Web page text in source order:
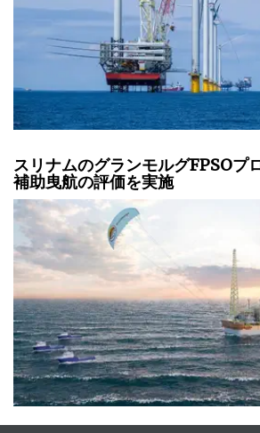
スリナムのグランモルグFPSOプ
補助曳航の評価を実施